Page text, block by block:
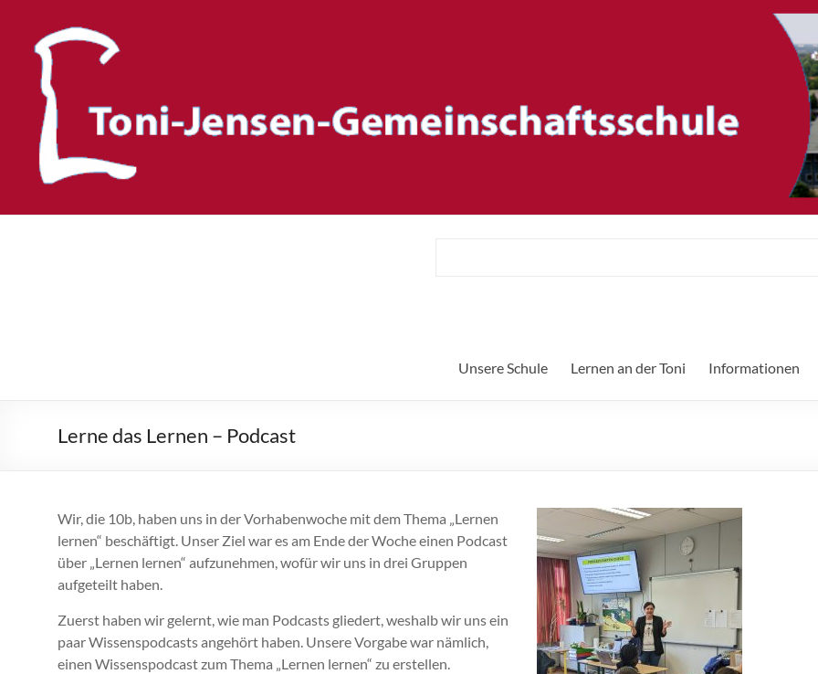
Unsere Schule Lernen an der Toni Informationen
Lerne das Lernen – Podcast
Wir, die 10b, haben uns in der Vorhabenwoche mit dem Thema „Lernen
lernen“ beschäftigt. Unser Ziel war es am Ende der Woche einen Podcast
über „Lernen lernen“ aufzunehmen,wofür wir uns in drei Gruppen
aufgeteilt haben.
Zuerst haben wir gelernt, wie man Podcasts gliedert, weshalb wir uns ein
paar Wissenspodcasts angehört haben. Unsere Vorgabe war nämlich,
einen Wissenspodcast zum Thema „Lernen lernen“ zu erstellen.